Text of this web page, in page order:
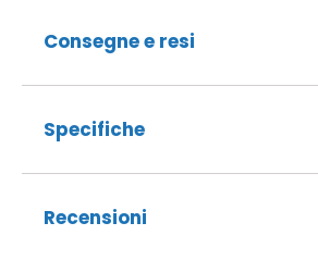
Consegne e resi
Specifiche
Recensioni